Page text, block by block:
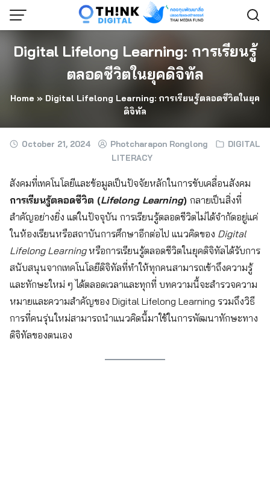
Skip
Digital Lifelong Learning: การเรียนรู้
ตลอดชีวิตในยุคดิจิทัล
Home » Digital Lifelong Learning: การเรียนรู้ตลอดชีวิตในยุค
ดิจิทัล
October 21, 2024 Photcharapon Ronglong
DIGITAL
LITERACY
สังคมที่เทคโนโลยีและข้อมูลเป็นปัจจัยหลักในการขับเคลื่อนสังคม
การเรียนรู้ตลอดชีวิต (Lifelong Learning) กลายเป็นสิ่งที่
สำคัญอย่างยิ่ง แต่ในปัจจุบัน การเรียนรู้ตลอดชีวิตไม่ได้จำกัดอยู่แค่
ในห้องเรียนหรือสถาบันการศึกษาอีกต่อไป แนวคิดของ Digital
Lifelong Learningหรือการเรียนรู้ตลอดชีวิตในยุคดิจิทัลได้รับการ
สนับสนุนจากเทคโนโลยีดิจิทัลที่ทำให้ทุกคนสามารถเข้าถึงความรู้
และทักษะใหม่ ๆ ได้ตลอดเวลาและทุกที่ บทความนี้จะสำรวจความ
หมายและความสำคัญของ Digital Lifelong Learning รวมถึงวิธี
การที่คนรุ่นใหม่สามารถนำแนวคิดนี้มาใช้ในการพัฒนาทักษะทาง
ดิจิทัลของตนเอง